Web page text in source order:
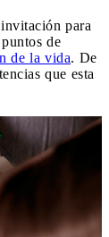
para
de
de la vida. De
que esta